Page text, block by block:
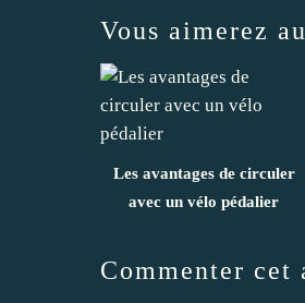
Vous aimerez
Les avantages de circuler
avec un vélo pédalier
Commenter cet